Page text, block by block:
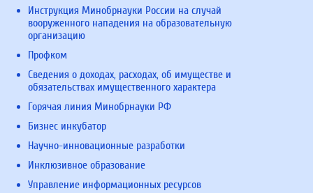
Инструкция Минобрнауки России на случай
вооруженного нападения на образовательную
организацию
Профком
Сведения о доходах, расходах, об имуществе и
обязательствах имущественного характера
Горячая линия Минобрнауки РФ
Бизнес инкубатор
Научно-инновационные разработки
Инклюзивное образование
Управление информационных ресурсов